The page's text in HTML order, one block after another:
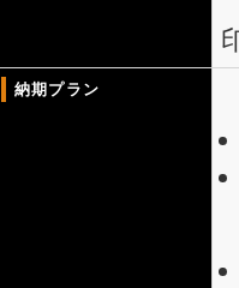
納期プラン